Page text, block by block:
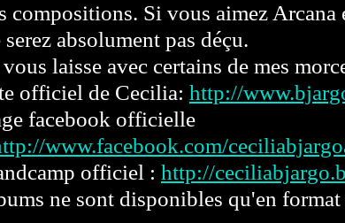
compositions. Si vous aimez
serez absolument pas déçu.
vous laisse avec certains de mes
officiel de Cecilia: http://
facebook officielle
www.facebook.com/
officiel : http://
ne sont disponibles qu'en